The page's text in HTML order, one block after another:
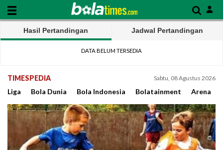
Hasil Pertandingan Jadwal Pertandingan
DATA BELUM TERSEDIA
TIMESPEDIA Sabtu, 08 Agustus 2026
Liga Bola Dunia Bola Indonesia Bolatainment Arena